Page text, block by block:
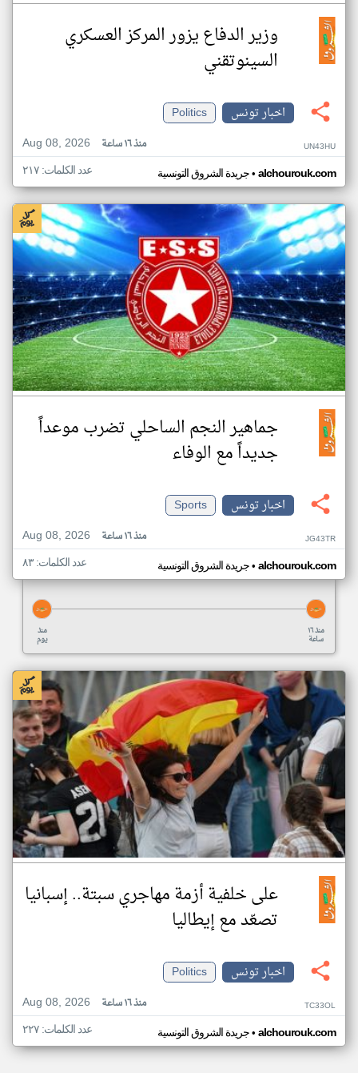
وزير الدفاع يزور المركز العسكري
السينوتقني
اخبار تونس
Politics
Aug 08, 2026
منذ ١٦ ساعة UN43HU
جريدة الشروق التونسية• alchourouk.com عدد الكلمات: ٢١٧
جماهير النجم الساحلي تضرب موعداً
جديداً مع الوفاء
اخبار تونس
Sports
Aug 08, 2026
منذ ١٦ ساعة JG43TR
جريدة الشروق التونسية• alchourouk.com عدد الكلمات: ٨٣
منذ
يوم
منذ ١٦
ساعة
على خلفية أزمة مهاجري سبتة.. إسبانيا
تصعّد مع إيطاليا
اخبار تونس
Politics
Aug 08, 2026
منذ ١٦ ساعة TC33OL
جريدة الشروق التونسية• alchourouk.com عدد الكلمات: ٢٢٧